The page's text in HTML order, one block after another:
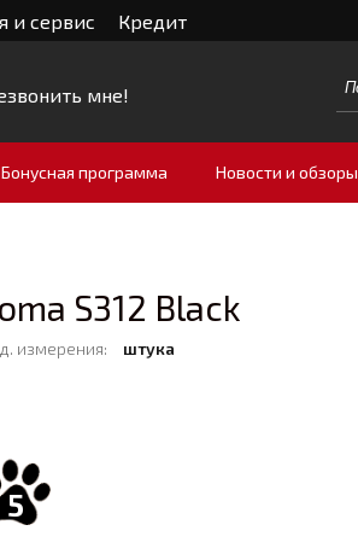
и сервис Кредит
мне!
Бонусная программа Новости и обзоры
S312 Black
измерения: штука
5